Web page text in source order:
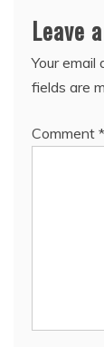
Leave
Your email
fields are
Comment *